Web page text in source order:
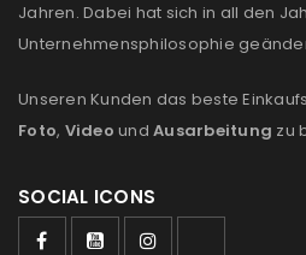
Jahren. Dabei hat sich in all den
Unternehmensphilosophie
Unseren Kunden das beste
Foto, Video und Ausarbeitung zu
SOCIAL ICONS